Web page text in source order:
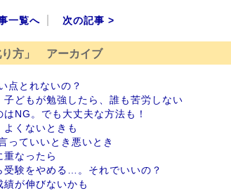
一覧へ 次の記事 >
り方」 アーカイブ
点とれないの？
どもが勉強したら、誰も苦労しない
NG。でも大丈夫な方法も！
くないときも
ていいとき悪いとき
なったら
験をやめる…。それでいいの？
が伸びないかも